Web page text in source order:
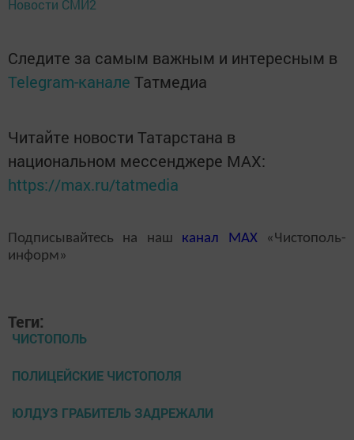
Новости СМИ2
Следите за самым важным и интересным в
Telegram-канале Татмедиа
Читайте новости Татарстана в
национальном мессенджере MАХ:
https://max.ru/tatmedia
Подписывайтесь на наш канал MAX«Чистополь-
информ»
Теги:
ЧИСТОПОЛЬ
ПОЛИЦЕЙСКИЕ ЧИСТОПОЛЯ
ЮЛДУЗ ГРАБИТЕЛЬ ЗАДРЕЖАЛИ